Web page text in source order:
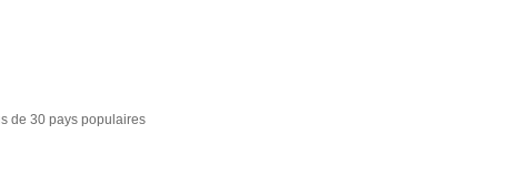
de 30 pays populaires